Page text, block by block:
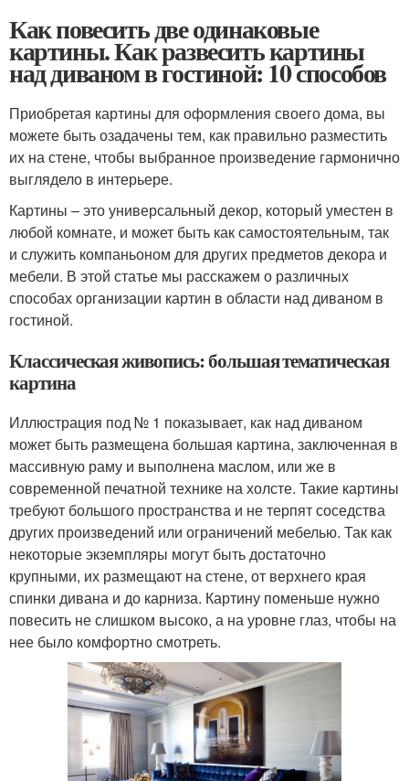
Как повесить две одинаковые
картины. Как развесить картины
над диваном в гостиной: 10 способов
Приобретая картины для оформления своего дома, вы
можете быть озадачены тем, как правильно разместить
их на стене, чтобы выбранное произведение гармонично
выглядело в интерьере.
Картины – это универсальный декор, который уместен в
любой комнате, и может быть как самостоятельным, так
и служить компаньоном для других предметов декора и
мебели. В этой статье мы расскажем о различных
способах организации картин в области над диваном в
гостиной.
Классическая живопись: большая тематическая
картина
Иллюстрация под № 1 показывает, как над диваном
может быть размещена большая картина, заключенная в
массивную раму и выполнена маслом, или же в
современной печатной технике на холсте. Такие картины
требуют большого пространства и не терпят соседства
других произведений или ограничений мебелью. Так как
некоторые экземпляры могут быть достаточно
крупными, их размещают на стене, от верхнего края
спинки дивана и до карниза. Картину поменьше нужно
повесить не слишком высоко, а на уровне глаз, чтобы на
нее было комфортно смотреть.